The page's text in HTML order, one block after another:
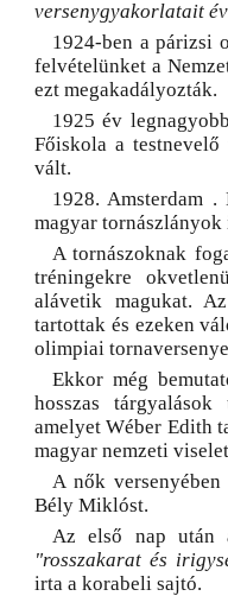
versenygyakorlatait
1924-ben a párizsi
felvételünket a
ezt megakadályozták.
1925 év
Főiskola a testnevelő
vált.
1928. Amsterdam
magyar tornászlányok
A tornászoknak
tréningekre
alávetik magukat.
tartottak és ezeken
olimpiai
Ekkor még
hosszas
amelyet Wéber Edith
magyar nemzeti
A nők
Bély Miklóst.
Az első nap után
"rosszakarat és
irta a korabeli sajtó.